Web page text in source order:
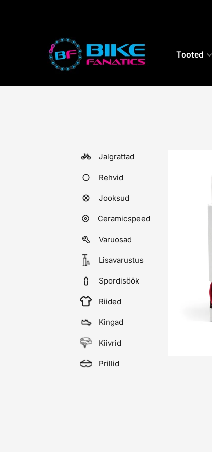
Tooted
Jalgrattad
Rehvid
Jooksud
Ceramicspeed
Varuosad
Lisavarustus
Spordisöök
Riided
Kingad
Kiivrid
Prillid